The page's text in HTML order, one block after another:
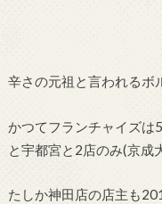
辛さの元祖と言われるボ
かつてフランチャイズは
と宇都宮と2店のみ(京成
たしか神田店の店主も